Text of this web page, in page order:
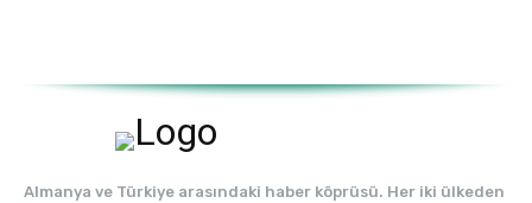
Almanya ve Türkiye arasındaki haber köprüsü. Her iki ülkeden